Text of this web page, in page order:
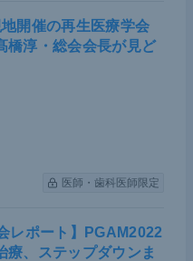
開催の再生医療学会
橋淳・総会会長が見ど
医師・歯科医師限定
レポート】PGAM2022
、ステップダウンま